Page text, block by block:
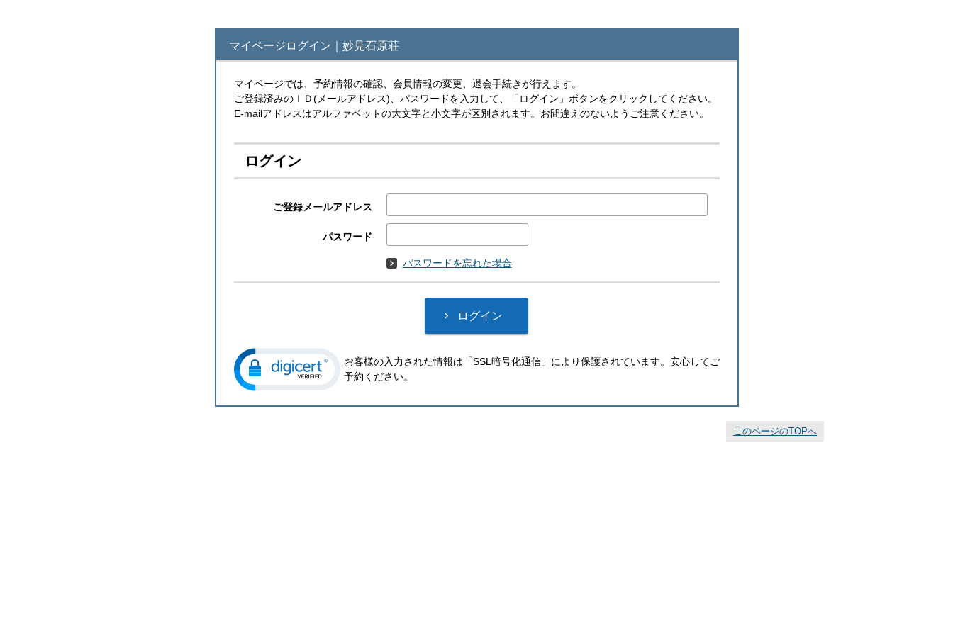
マイページログイン｜妙見石原荘
マイページでは、予約情報の確認、会員情報の変更、退会手続きが行えます。
ご登録済みのＩＤ(メールアドレス)、パスワードを入力して、「ログイン」ボタンをクリックしてください。
E-mailアドレスはアルファベットの大文字と小文字が区別されます。お間違えのないようご注意ください。
ログイン
ご登録メールアドレス
パスワード
パスワードを忘れた場合
お客様の入力された情報は「SSL暗号化通信」により保護されています。安心してご
予約ください。
このページのTOPへ